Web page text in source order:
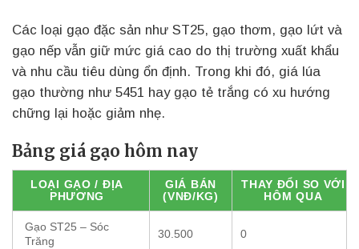
Các loại gạo đặc sản như ST25, gạo thơm, gạo lứt và
gạo nếp vẫn giữ mức giá cao do thị trường xuất khẩu
và nhu cầu tiêu dùng ổn định. Trong khi đó, giá lúa
gạo thường như 5451 hay gạo tẻ trắng có xu hướng
chững lại hoặc giảm nhẹ.
Bảng giá gạo hôm nay
LOẠI GẠO / ĐỊA
PHƯƠNG
GIÁ BÁN
(VNĐ/KG)
THAY ĐỔI SO VỚI
HÔM QUA
Gạo ST25 – Sóc
Trăng
30.500 0